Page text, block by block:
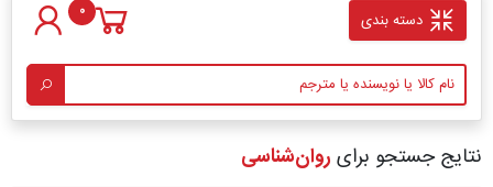
دسته بندی 0
نتایج جستجو برای روان‌شناسی